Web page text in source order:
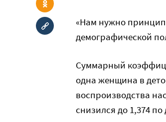
«Нам нужно
демографической
Суммарный
одна женщина в
воспроизводства
снизился до 1,374